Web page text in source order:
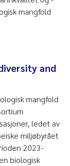
mangfold
and
mangfold
ledet av
miljøbyrået
2023-
biologisk